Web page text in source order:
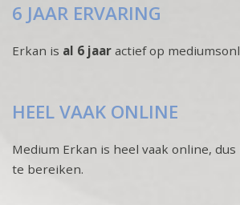
6 JAAR ERVARING
Erkan is al 6 jaar actief op
HEEL VAAK ONLINE
Medium Erkan is heel vaak online,
te bereiken.